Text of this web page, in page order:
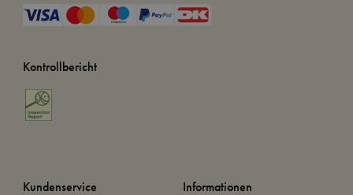
Kontrollbericht
Kundenservice
Informationen